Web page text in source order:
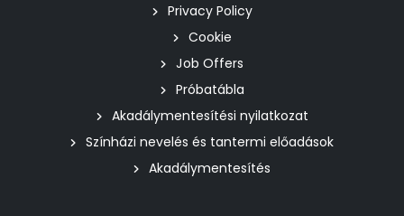
Privacy Policy
Cookie
Job Offers
Próbatábla
Akadálymentesítési nyilatkozat
Színházi nevelés és tantermi előadások
Akadálymentesítés